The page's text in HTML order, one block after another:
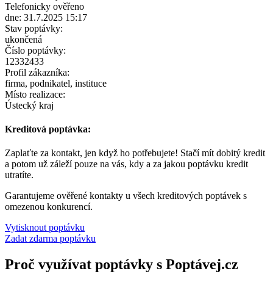
Telefonicky ověřeno
dne: 31.7.2025 15:17
Stav poptávky:
ukončená
Číslo poptávky:
12332433
Profil zákazníka:
firma, podnikatel, instituce
Místo realizace:
Ústecký kraj
Kreditová poptávka:
Zaplaťte za kontakt, jen když ho potřebujete! Stačí mít dobitý kredit
a potom už záleží pouze na vás, kdy a za jakou poptávku kredit
utratíte.
Garantujeme ověřené kontakty u všech kreditových poptávek s
omezenou konkurencí.
Vytisknout poptávku
Zadat zdarma poptávku
Proč využívat poptávky s Poptávej.cz